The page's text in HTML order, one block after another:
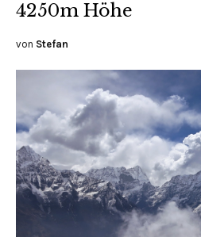
4250m Höhe
von Stefan